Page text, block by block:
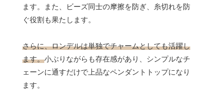
ます。また、ビーズ同士の摩擦を防ぎ、糸切れを防
ぐ役割も果たします。
さらに、ロンデルは単独でチャームとしても活躍し
ます。小ぶりながらも存在感があり、シンプルなチ
ェーンに通すだけで上品なペンダントトップになり
ます。